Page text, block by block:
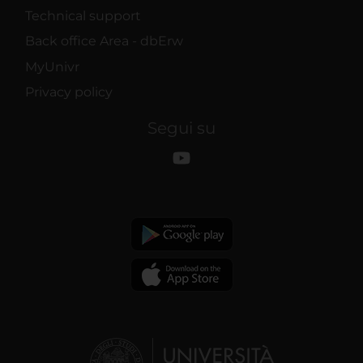
Technical support
Back office Area - dbErw
MyUnivr
Privacy policy
Segui su